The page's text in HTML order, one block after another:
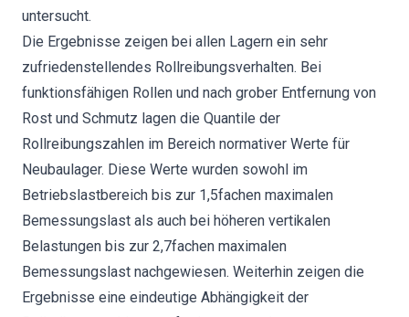
untersucht.
Die Ergebnisse zeigen bei allen Lagern ein sehr
zufriedenstellendes Rollreibungsverhalten. Bei
funktionsfähigen Rollen und nach grober Entfernung von
Rost und Schmutz lagen die Quantile der
Rollreibungszahlen im Bereich normativer Werte für
Neubaulager. Diese Werte wurden sowohl im
Betriebslastbereich bis zur 1,5fachen maximalen
Bemessungslast als auch bei höheren vertikalen
Belastungen bis zur 2,7fachen maximalen
Bemessungslast nachgewiesen. Weiterhin zeigen die
Ergebnisse eine eindeutige Abhängigkeit der